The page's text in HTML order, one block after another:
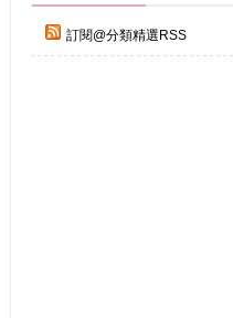
訂閱@分類精選RSS